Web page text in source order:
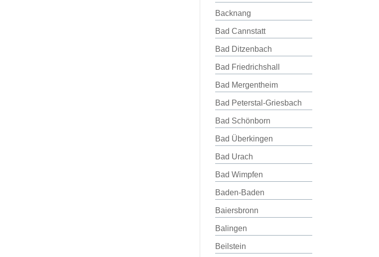
Backnang
Bad Cannstatt
Bad Ditzenbach
Bad Friedrichshall
Bad Mergentheim
Bad Peterstal-Griesbach
Bad Schönborn
Bad Überkingen
Bad Urach
Bad Wimpfen
Baden-Baden
Baiersbronn
Balingen
Beilstein